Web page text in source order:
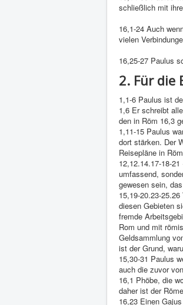
schließlich mit
16,1-24 Auch
vielen
16,25-27 Paulus
2. Für die
1,1-6 Paulus ist
1,6 Er schreibt
den in Röm 16,3
1,11-15 Paulus
dort stärken. Der
Reisepläne in
12,12.14.17-18-
umfassend,
gewesen sein,
15,19-20.23-
diesen Gebieten
fremde
Rom und mit
Geldsammlung
ist der Grund,
15,30-31 Paulus
auch die zuvor
16,1 Phöbe, die
daher ist der
16,23 Einen